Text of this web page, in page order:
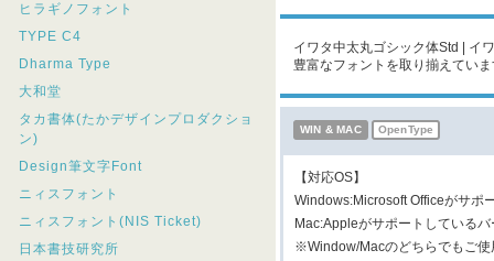
ヒラギノフォント
TYPE C4
Dharma Type
大和堂
タカ書体(たかデザインプロダクショ
ン)
Design筆文字Font
ニィスフォント
ニィスフォント(NIS Ticket)
日本書技研究所
イワタ中太丸ゴシック体Std | イ
豊富なフォントを取り揃えてい
WIN & MAC OpenType
【対応OS】
Windows:Microsoft Officeがサポ
Mac:Appleがサポートしている
※Window/Macのどちらでもご使